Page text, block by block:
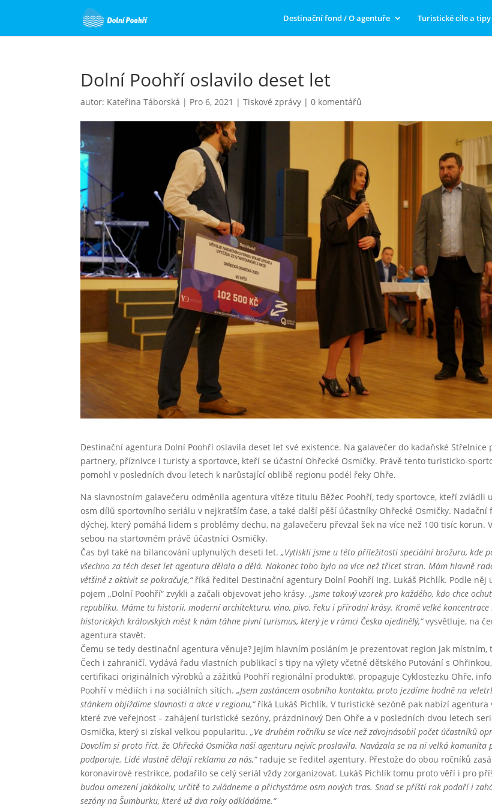
Destinační fond / O agentuře Turistické cíle a
Dolní Poohří oslavilo deset let
autor: Kateřina Táborská | Pro 6, 2021 |Tiskové zprávy |0 komentářů
Destinační agentura Dolní Poohří oslavila deset let své existence. Na galavečer do kadaňské Střelnice
partnery, příznivce i turisty a sportovce, kteří se účastní Ohřecké Osmičky. Právě tento turisticko-
pomohl v posledních dvou letech k narůstající oblibě regionu podél řeky Ohře.
Na slavnostním galavečeru odměnila agentura vítěze titulu Běžec Poohří, tedy sportovce, kteří zvládli
osm dílů sportovního seriálu v nejkratším čase, a také další pěší účastníky Ohřecké Osmičky. Nadační
dýchej, který pomáhá lidem s problémy dechu, na galavečeru převzal šek na více než 100 tisíc korun.
sebou na startovném právě účastníci Osmičky.
Čas byl také na bilancování uplynulých deseti let.„Vytiskli jsme u této příležitosti speciální brožuru, kde
všechno za těch deset let agentura dělala a dělá. Nakonec toho bylo na více než třicet stran. Mám hlavně
většině z aktivit se pokračuje,“ říká ředitel Destinační agentury Dolní Poohří Ing. Lukáš Pichlík. Podle něj
pojem „Dolní Poohří“ zvykli a začali objevovat jeho krásy. „Jsme takový vzorek pro každého, kdo chce
republiku. Máme tu historii, moderní architekturu, víno, pivo, řeku i přírodní krásy. Kromě velké koncentrace
historických královských měst k nám táhne pivní turismus, který je v rámci Česka ojedinělý,“vysvětluje, na
agentura stavět.
Čemu se tedy destinační agentura věnuje? Jejím hlavním posláním je prezentovat region jak místním,
Čech i zahraničí. Vydává řadu vlastních publikací s tipy na výlety včetně dětského Putování s
certifikaci originálních výrobků a zážitků Poohří regionální produkt®, propaguje Cyklostezku Ohře,
Poohří v médiích i na sociálních sítích.„Jsem zastáncem osobního kontaktu, proto jezdíme hodně na
stánkem objíždíme slavnosti a akce v regionu,“říká Lukáš Pichlík. V turistické sezóně pak nabízí agentura
které zve veřejnost – zahájení turistické sezóny, prázdninový Den Ohře a v posledních dvou letech
Osmička, který si získal velkou popularitu.„Ve druhém ročníku se více než zdvojnásobil počet účastníků
Dovolím si proto říct, že Ohřecká Osmička naši agenturu nejvíc proslavila. Navázala se na ni velká komunita
podporuje. Lidé vlastně dělají reklamu za nás,“ raduje se ředitel agentury. Přestože do obou ročníků
koronavirové restrikce, podařilo se celý seriál vždy zorganizovat. Lukáš Pichlík tomu proto věří i pro
budou omezení jakákoliv, určitě to zvládneme a přichystáme osm nových tras. Snad se příští rok podaří i
sezóny na Šumburku, které už dva roky odkládáme.“